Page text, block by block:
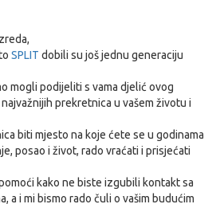
SPLIT dobili su još jednu generaciju
mogli podijeliti s vama djelić ovog
prekretnica u vašem životu i
biti mjesto na koje ćete se u godinama
posao i život, rado vraćati i prisjećati
kako ne biste izgubili kontakt sa
a i mi bismo rado čuli o vašim budućim